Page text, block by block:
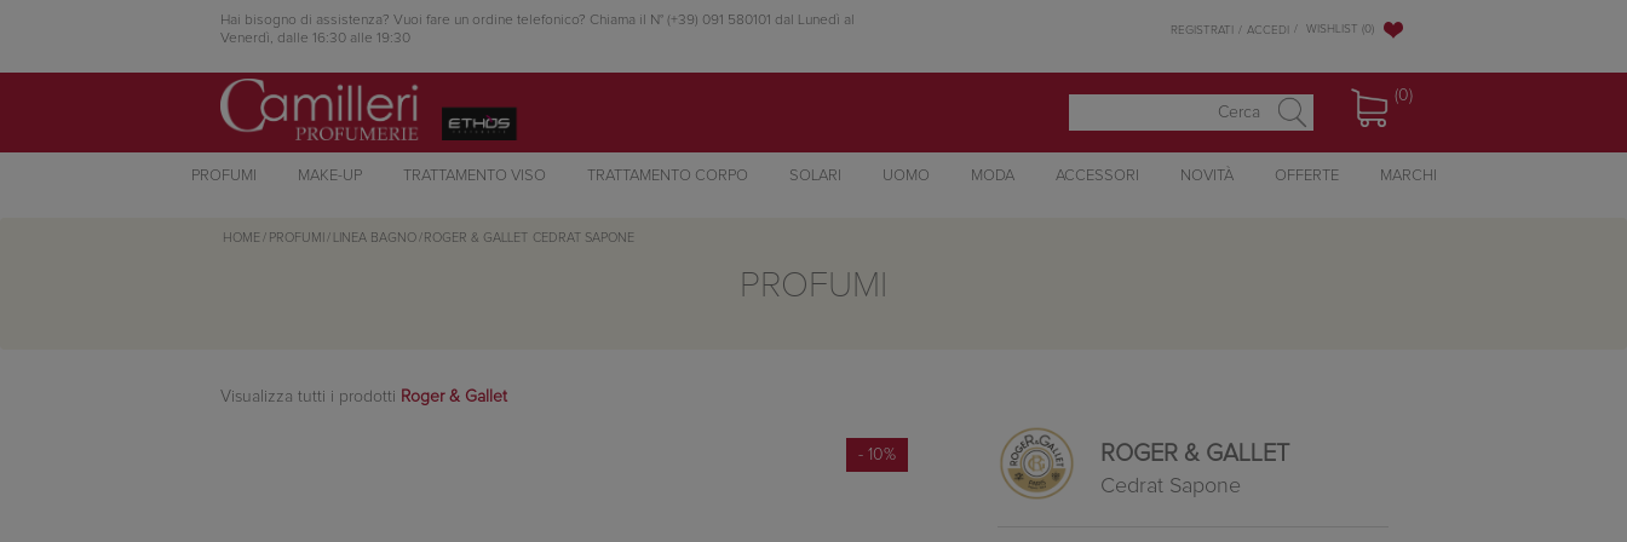
Hai bisogno di assistenza? Vuoi fare un ordine telefonico? Chiama il N° (+39) 091 580101 dal Lunedì al
Venerdì, dalle 16:30 alle 19:30
REGISTRATI ACCEDI WISHLIST (0)
(0)
PROFUMI MAKE-UP TRATTAMENTO VISO TRATTAMENTO CORPO SOLARI UOMO MODA ACCESSORI NOVITÀ OFFERTE MARCHI
HOME / PROFUMI / LINEA BAGNO / ROGER & GALLET CEDRAT SAPONE
PROFUMI
Visualizza tutti i prodotti Roger & Gallet
- 10% ROGER & GALLET
Cedrat Sapone